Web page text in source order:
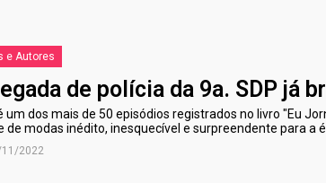
e Autores
de polícia da 9a. SDP já
um dos mais de 50 episódios registrados no livro "Eu
de modas inédito, inesquecível e surpreendente para a
2022